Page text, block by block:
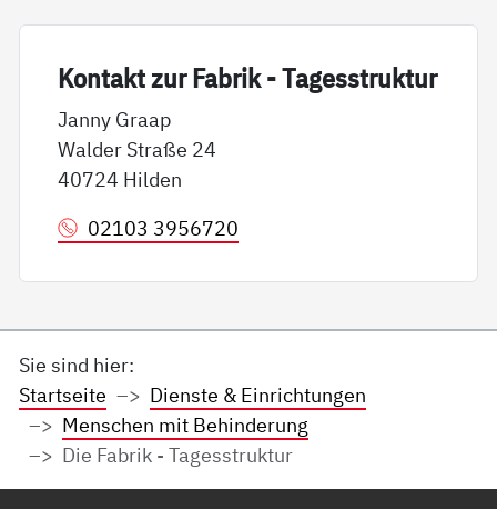
Kon­takt zur Fa­brik - Ta­ges­struk­tur
Janny Graap
Walder Straße 24
40724 Hilden
02103 3956720
Sie sind hier:
Startseite
Dienste & Einrichtungen
Menschen mit Behinderung
Die Fabrik - Tagesstruktur